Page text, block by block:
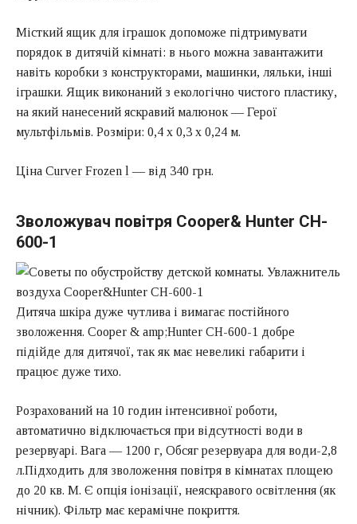
Місткий ящик для іграшок допоможе підтримувати
порядок в дитячій кімнаті: в нього можна завантажити
навіть коробки з конструкторами, машинки, ляльки, інші
іграшки. Ящик виконаний з екологічно чистого пластику,
на який нанесений яскравий малюнок — Герої
мультфільмів. Розміри: 0,4 х 0,3 х 0,24 м.
Ціна Curver Frozen l — від 340 грн.
Зволожувач повітря Cooper& Hunter CH-
600-1
Дитяча шкіра дуже чутлива і вимагає постійного
зволоження. Cooper & amp;Hunter CH-600-1 добре
підійде для дитячої, так як має невеликі габарити і
працює дуже тихо.
Розрахований на 10 годин інтенсивної роботи,
автоматично відключається при відсутності води в
резервуарі. Вага — 1200 г, Обсяг резервуара для води-2,8
л.Підходить для зволоження повітря в кімнатах площею
до 20 кв. М. Є опція іонізації, неяскравого освітлення (як
нічник). Фільтр має керамічне покриття.